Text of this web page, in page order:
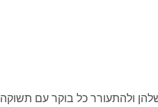
ולהתעורר כל בוקר עם תשוקה